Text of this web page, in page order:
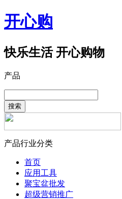
开心购
快乐生活 开心购物
产品
搜索
产品行业分类
首页
应用工具
聚宝盆批发
超级营销推广